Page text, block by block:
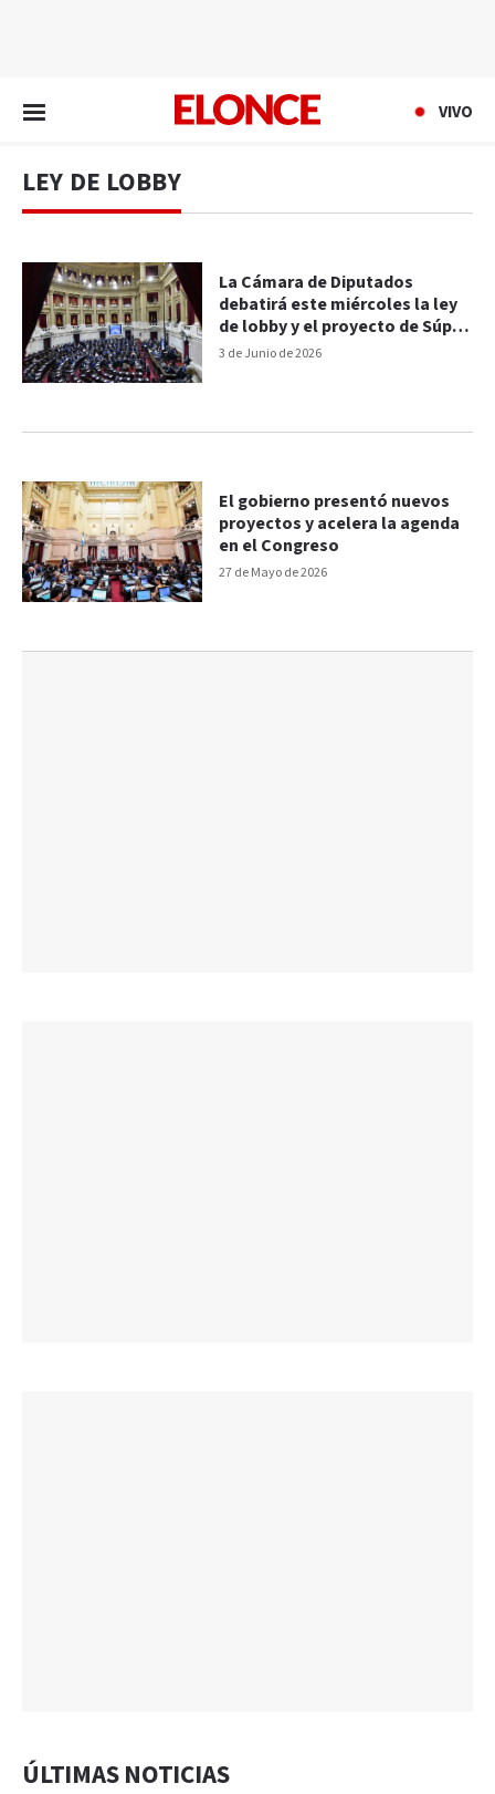
VIVO
LEY DE LOBBY
3 de Junio de 2026
La Cámara de Diputados
debatirá este miércoles la ley
de lobby y el proyecto de Súper
RIGI
27 de Mayo de 2026
El gobierno presentó nuevos
proyectos y acelera la agenda
en el Congreso
ÚLTIMAS NOTICIAS